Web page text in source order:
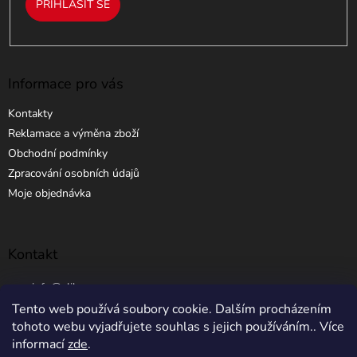
Tento web používá soubory cookie. Dalším procházením
tohoto webu vyjadřujete souhlas s jejich používáním.. Více
informacízde.
PŘIHLÁSIT SE
Informace pro vás
Kontakty
Reklamace a výměna zboží
Obchodní podmínky
Zpracování osobních údajů
Moje objednávka
Kontakt
info @ elibros.cz
+420 734 184 444